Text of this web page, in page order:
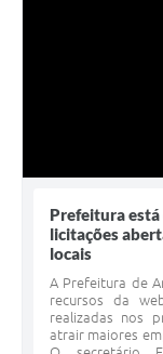
Prefeitura
licitações
locais
A Prefeitura de
recursos da
realizadas nos
atrair maiores